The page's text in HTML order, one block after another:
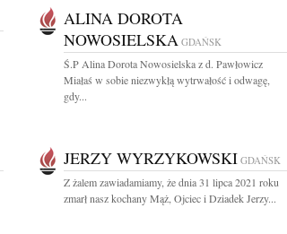
ALINA DOROTA
NOWOSIELSKA GDAŃSK
Ś.P Alina Dorota Nowosielska z d. Pawłowicz
Miałaś w sobie niezwykłą wytrwałość i odwagę,
gdy...
JERZY WYRZYKOWSKI GDAŃSK
Z żalem zawiadamiamy, że dnia 31 lipca 2021 roku
zmarł nasz kochany Mąż, Ojciec i Dziadek Jerzy...